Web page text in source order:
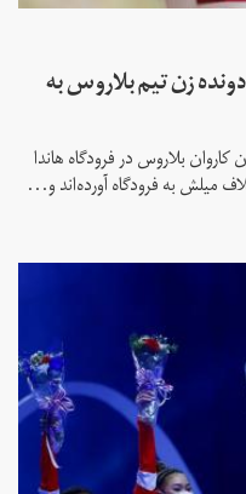
زن تیم بلاروس به
بلاروس در فرودگاه هاندا
میلش به فرودگاه آورده‌اند و...